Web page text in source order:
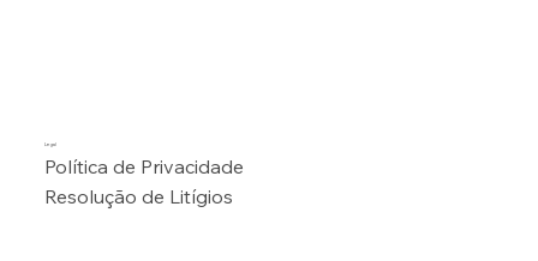
Legal
Política de Privacidade
Resolução de Litígios